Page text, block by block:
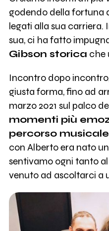
godendo della fortuna
legati alla sua carriera.
sua, ci ha fatto
Gibson storica che
Incontro dopo
giusta forma, fino ad
marzo 2021 sul palco
momenti più
percorso musicale
con Alberto era nato
sentivamo ogni tanto
venuto ad ascoltarci a